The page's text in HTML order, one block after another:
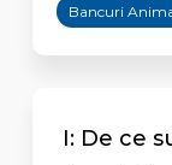
Bancuri
I: De ce